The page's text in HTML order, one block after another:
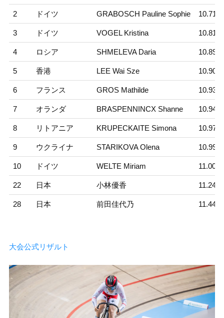
2 ドイツ GRABOSCH Pauline Sophie 10.713
3 ドイツ VOGEL Kristina 10.810
4 ロシア SHMELEVA Daria 10.898
5 香港 LEE Wai Sze 10.909
6 フランス GROS Mathilde 10.938
7 オランダ BRASPENNINCX Shanne 10.949
8 リトアニア KRUPECKAITE Simona 10.975
9 ウクライナ STARIKOVA Olena 10.997
10 ドイツ WELTE Miriam 11.001
22 日本 小林優香 11.248
28 日本 前田佳代乃 11.446
大会公式リザルト